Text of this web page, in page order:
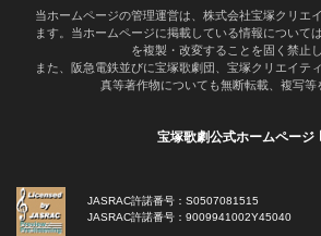
当ホームページの管理運営は、株式会社宝塚クリエ
ます。当ホームページに掲載している情報について
を複製・改変することを固く禁止し
また、阪急電鉄並びに宝塚歌劇団、宝塚クリエイテ
真等著作物についても無断転載、複写等
宝塚歌劇公式ホームページ
JASRAC許諾番号：S0507081515
JASRAC許諾番号：9009941002Y45040